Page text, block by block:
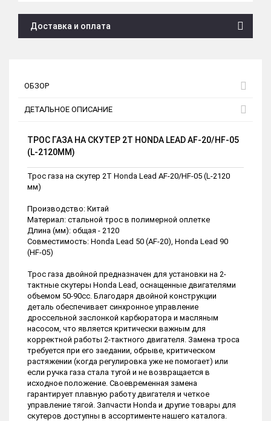
Доставка и оплата
ОБЗОР
ДЕТАЛЬНОЕ ОПИСАНИЕ
ТРОС ГАЗА НА СКУТЕР 2T HONDA LEAD AF-20/HF-05
(L-2120ММ)
Трос газа на скутер 2T Honda Lead AF-20/HF-05 (L-2120
мм)
Производство: Китай
Материал: стальной трос в полимерной оплетке
Длина (мм): общая - 2120
Совместимость: Honda Lead 50 (AF-20), Honda Lead 90
(HF-05)
Трос газа двойной предназначен для установки на 2-
тактные скутеры Honda Lead, оснащенные двигателями
объемом 50-90сс. Благодаря двойной конструкции
деталь обеспечивает синхронное управление
дроссельной заслонкой карбюратора и масляным
насосом, что является критически важным для
корректной работы 2-тактного двигателя. Замена троса
требуется при его заедании, обрыве, критическом
растяжении (когда регулировка уже не помогает) или
если ручка газа стала тугой и не возвращается в
исходное положение. Своевременная замена
гарантирует плавную работу двигателя и четкое
управление тягой. Запчасти Honda и другие товары для
скутеров доступны в ассортименте нашего каталога.